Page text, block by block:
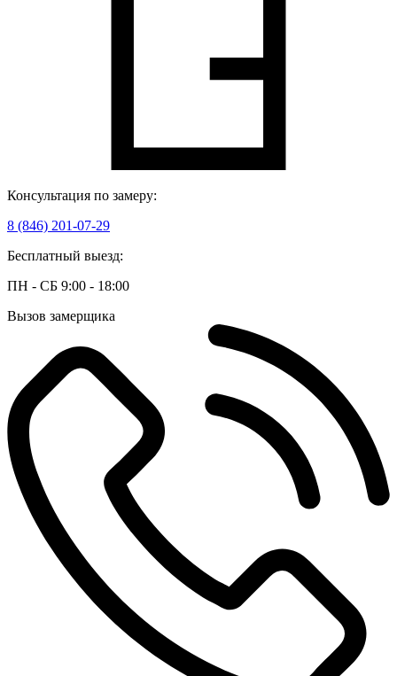
Консультация по замеру:
8 (846) 201-07-29
Бесплатный выезд:
ПН - СБ 9:00 - 18:00
Вызов замерщика